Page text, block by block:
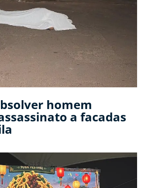
homem
a facadas